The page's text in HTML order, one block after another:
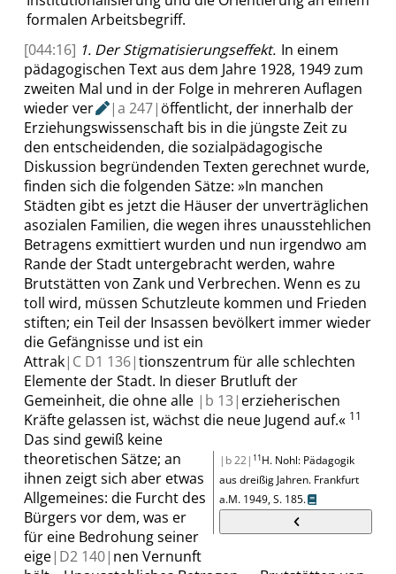
formalen Arbeitsbegriff.
[044:16] 1. Der Stigmatisierungseffekt. In einem
pädagogischen Text aus dem Jahre 1928, 1949 zum
zweiten Mal und in der Folge in mehreren Auflagen
wieder ver
|a 247| öffentlicht, der innerhalb der
Erziehungswissenschaft bis in die jüngste Zeit zu
den entscheidenden, die sozialpädagogische
Diskussion begründenden Texten gerechnet wurde,
finden sich die folgenden Sätze: »In manchen
Städten gibt es jetzt die Häuser der unverträglichen
asozialen Familien, die wegen ihres unausstehlichen
Betragens exmittiert wurden und nun irgendwo am
Rande der Stadt untergebracht werden, wahre
Brutstätten von Zank und Verbrechen. Wenn es zu
toll wird, müssen Schutzleute kommen und Frieden
stiften; ein Teil der Insassen bevölkert immer wieder
die Gefängnisse und ist ein
Attrak| C D1 136|tionszentrum für alle schlechten
Elemente der Stadt. In dieser Brutluft der
Gemeinheit, die ohne alle | b 13| erzieherischen
Kräfte gelassen ist, wächst die neue Jugend auf.« 11
|b 22| 11H. Nohl: Pädagogik
aus dreißig Jahren. Frankfurt
a.M. 1949,S. 185.
Das sind gewiß keine
theoretischen Sätze; an
ihnen zeigt sich aber etwas
Allgemeines: die Furcht des
Bürgers vor dem, was er
für eine Bedrohung seiner
eige| D2 140| nen Vernunft